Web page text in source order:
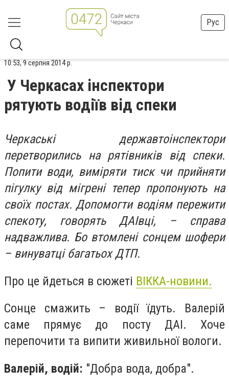
Рус
10:53, 9 серпня 2014 р.
У Черкасах інспектори
рятують водіїв від спеки
Черкаські державтоінспектори
перетворились на рятівників від спеки.
Попити води, виміряти тиск чи прийняти
пігулку від мігрені тепер пропонують на
своїх постах. Допомогти водіям пережити
спекоту, говорять ДАІвці, – справа
надважлива. Бо втомлені сонцем шофери
– винуватці багатьох ДТП.
Про це йдеться в сюжеті ВІККА-новини.
Сонце смажить – водії їдуть. Валерій
саме прямує до посту ДАІ. Хоче
перепочити та випити живильної вологи.
Валерій, водій: "Добра вода, добра".